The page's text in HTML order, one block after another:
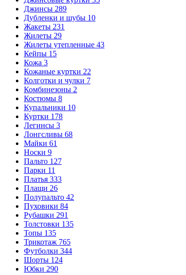
Джинсы 289
Дубленки и шубы 10
Жакеты 231
Жилеты 29
Жилеты утепленные 43
Кейпы 15
Кожа 3
Кожаные куртки 22
Колготки и чулки 7
Комбинезоны 2
Костюмы 8
Купальники 10
Куртки 178
Легинсы 3
Лонгсливы 68
Майки 61
Носки 9
Пальто 127
Парки 11
Платья 333
Плащи 26
Полупальто 42
Пуховики 84
Рубашки 291
Толстовки 135
Топы 135
Трикотаж 765
Футболки 344
Шорты 124
Юбки 290